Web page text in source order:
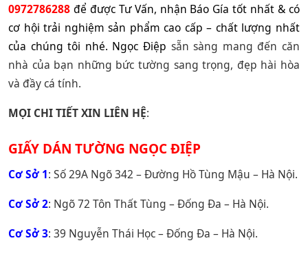
0972786288 để được Tư Vấn, nhận Báo Gía tốt nhất & có
cơ hội trải nghiệm sản phẩm cao cấp – chất lượng nhất
của chúng tôi nhé. Ngọc Điệp sẵn sàng mang đến căn
nhà của bạn những bức tường sang trọng, đẹp hài hòa
và đầy cá tính.
MỌI CHI TIẾT XIN LIÊN HỆ:
GIẤY DÁN TƯỜNG NGỌC ĐIỆP
Cơ Sở 1: Số 29A Ngõ 342 – Đường Hồ Tùng Mậu – Hà Nội.
Cơ Sở 2: Ngõ 72 Tôn Thất Tùng – Đống Đa – Hà Nội.
Cơ Sở 3: 39 Nguyễn Thái Học – Đống Đa – Hà Nội.